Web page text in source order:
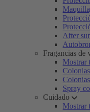
After
Fragancias de
Mostrar
Spray
Cuidado
Mostrar